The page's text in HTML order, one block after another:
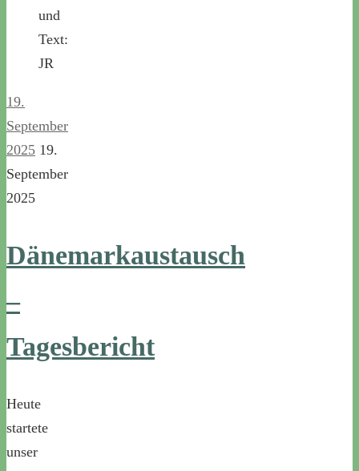
und
Text:
JR
19.
September
2025 19.
September
2025
Dänemarkaustausch
–
Tagesbericht
Heute
startete
unser